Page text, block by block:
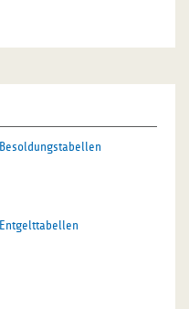
Besoldungstabellen
Entgelttabellen